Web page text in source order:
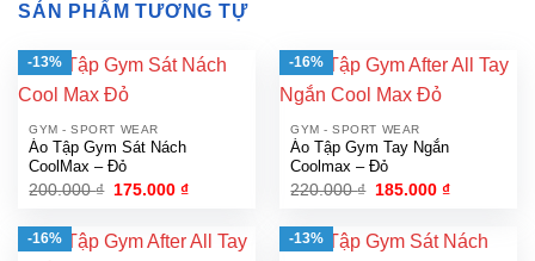
SẢN PHẨM TƯƠNG TỰ
-13%
GYM - SPORT WEAR
Áo Tập Gym Sát Nách
CoolMax – Đỏ
200.000₫ Giá
200.000 ₫.
175.000₫Giá
là:
175.000 ₫.
-16%
GYM - SPORT WEAR
Áo Tập Gym Tay Ngắn
Coolmax – Đỏ
220.000₫ Giá
220.000 ₫.
185.000₫Giá
là:
185.000 ₫.
-16% -13%